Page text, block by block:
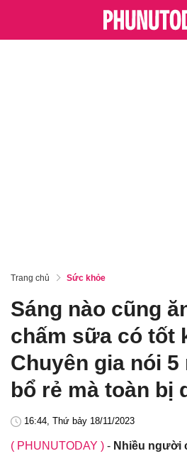
Trang chủ Sức khỏe
Sáng nào cũng
chấm sữa có tốt
Chuyên gia nói 5
bổ rẻ mà toàn bị
16:44, Thứ bảy 18/11/2023
( PHUNUTODAY ) - Nhiều người